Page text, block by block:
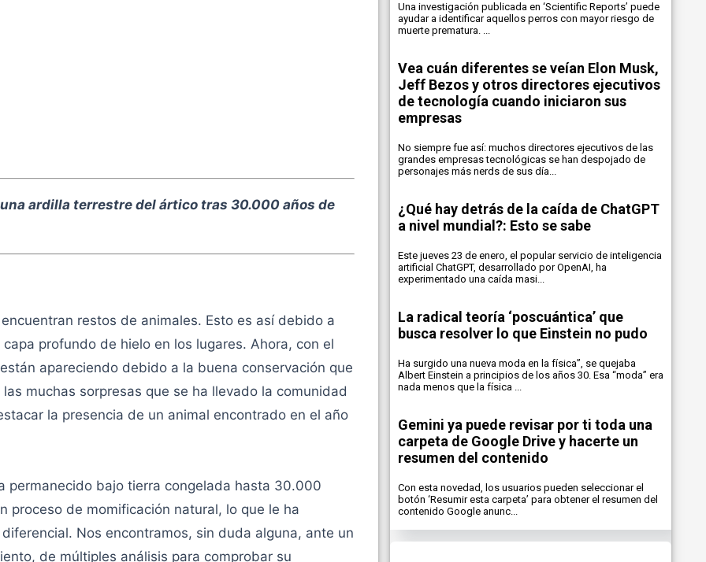
ardilla terrestre del ártico tras 30.000 años de
restos de animales. Esto es así debido a
profundo de hielo en los lugares. Ahora, con el
apareciendo debido a la buena conservación que
muchas sorpresas que se ha llevado la comunidad
la presencia de un animal encontrado en el año
permanecido bajo tierra congelada hasta 30.000
proceso de momificación natural, lo que le ha
Nos encontramos, sin duda alguna, ante un
de múltiples análisis para comprobar su
Una investigación publicada en ‘Scientific Reports’ puede
ayudar a identificar aquellos perros con mayor riesgo de
muerte prematura. ...
Vea cuán diferentes se veían Elon Musk,
Jeff Bezos y otros directores ejecutivos
de tecnología cuando iniciaron sus
empresas
No siempre fue así: muchos directores ejecutivos de las
grandes empresas tecnológicas se han despojado de
personajes más nerds de sus día...
¿Qué hay detrás de la caída de ChatGPT
a nivel mundial?: Esto se sabe
Este jueves 23 de enero, el popular servicio de inteligencia
artificial ChatGPT, desarrollado por OpenAI, ha
experimentado una caída masi...
La radical teoría ‘poscuántica’ que
busca resolver lo que Einstein no pudo
Ha surgido una nueva moda en la física”, se quejaba
Albert Einstein a principios de los años 30. Esa “moda” era
nada menos que la física ...
Gemini ya puede revisar por ti toda una
carpeta de Google Drive y hacerte un
resumen del contenido
Con esta novedad, los usuarios pueden seleccionar el
botón ‘Resumir esta carpeta’ para obtener el resumen del
contenido Google anunc...